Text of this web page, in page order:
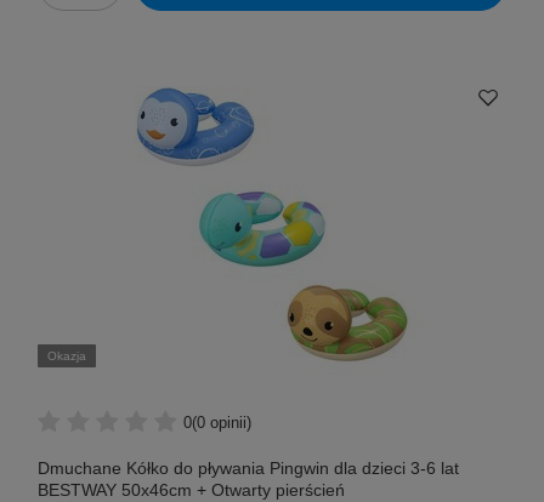
Okazja
0(0 opinii)
Dmuchane Kółko do pływania Pingwin dla dzieci 3-6 lat
BESTWAY 50x46cm + Otwarty pierścień